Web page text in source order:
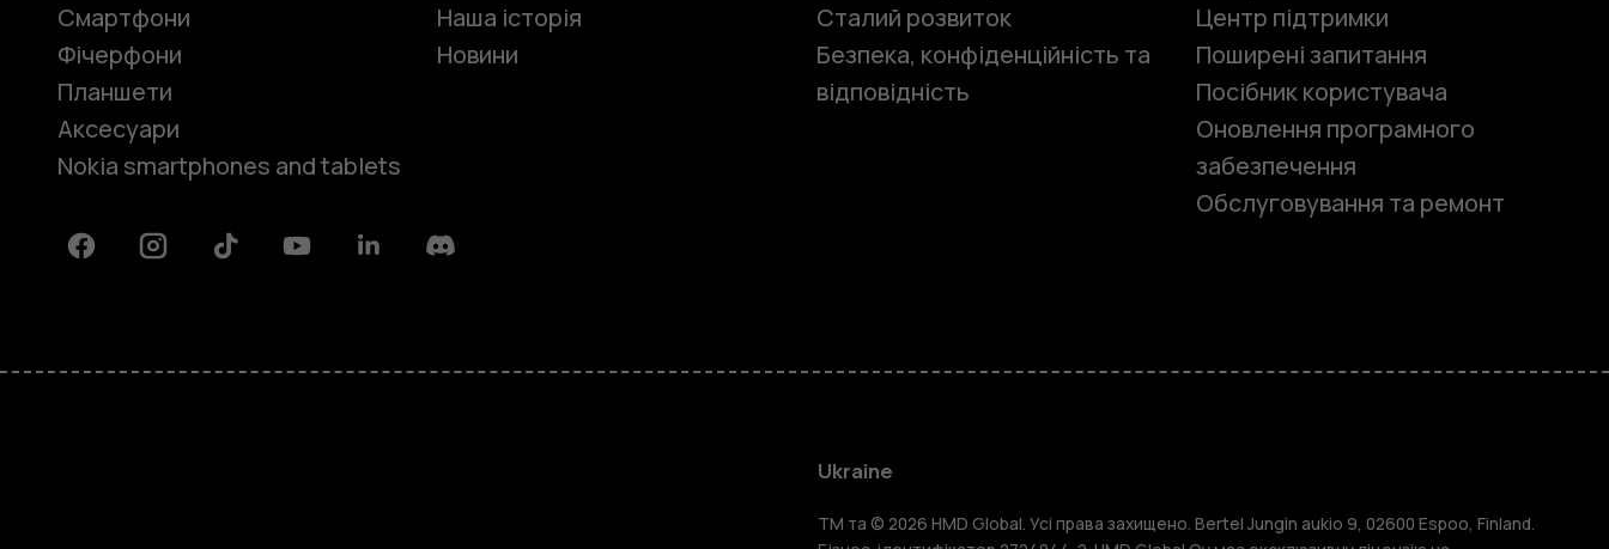
Фічерфони
Смартфони
Фічерфони
Планшети
Аксесуари
Nokia smartphones and tablets
Наша історія
Новини
Сталий розвиток
Безпека, конфіденційність та
відповідність
Центр підтримки
Поширені запитання
Посібник користувача
Оновлення програмного
забезпечення
Обслуговування та ремонт
FacebookInstagramTiktok YoutubeLinkedinDiscord
Ukraine
TM та © 2026 HMD Global. Усі права захищено. Bertel Jungin aukio 9, 02600 Espoo, Finland.